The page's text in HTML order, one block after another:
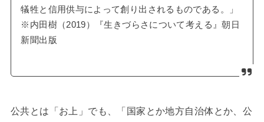
犠牲と信用供与によって創り出されるものである。」
※内田樹（2019）『生きづらさについて考える』朝日
新聞出版
公共とは「お上」でも、「国家とか地方自治体とか、公